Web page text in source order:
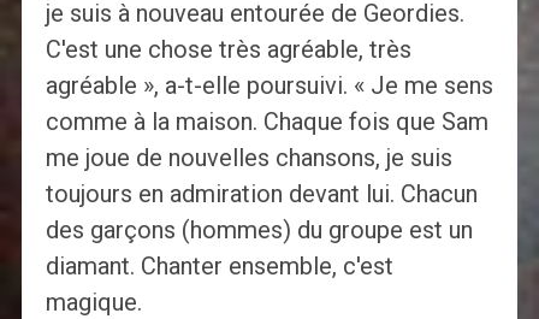
je suis à nouveau entourée de Geordies.
C'est une chose très agréable, très
agréable », a-t-elle poursuivi. « Je me sens
comme à la maison. Chaque fois que Sam
me joue de nouvelles chansons, je suis
toujours en admiration devant lui. Chacun
des garçons (hommes) du groupe est un
diamant. Chanter ensemble, c'est
magique.